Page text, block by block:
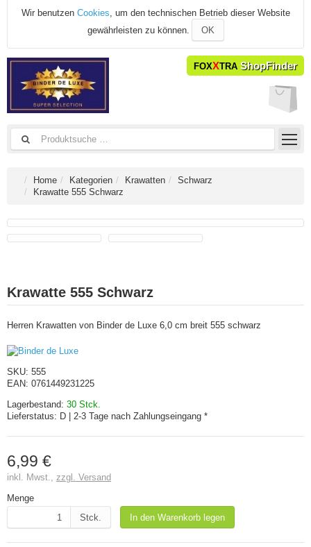
Wir benutzen Cookies, um den technischen Betrieb dieser Website
gewährleisten zu können.
OK
FOXXTRA ShopFinder
Home Kategorien Krawatten
Schwarz
Krawatte 555 Schwarz
Krawatte 555 Schwarz
Herren Krawatten von Binder de Luxe 6,0 cm breit 555 schwarz
SKU: 555
EAN: 0761449231225
Lagerbestand: 30 Stck.
Lieferstatus: D | 2-3 Tage nach Zahlungseingang *
6,99 €
inkl. Mwst., zzgl. Versand
Menge
Stck.
In den Warenkorb legen